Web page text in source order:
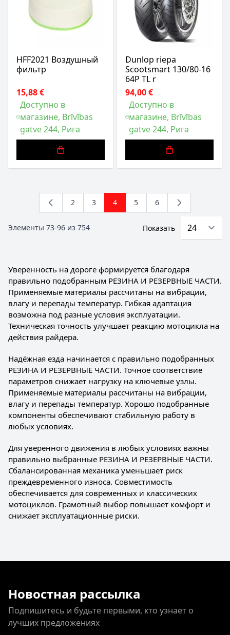
HFF2021 Воздушный
фильтр
15,88 €
Доступно в
магазине, Brīvības
gatve 244, Рига
Dunlop riepa
Scootsmart 130/80-16
64P TL r
94,00 €
Доступно в
магазине, Brīvības
gatve 244, Рига
Элементы 73-96 из 754
Страница
2 Страница
3 You're currently reading page
4 Страница
5 Страница
6
Показать
Уверенность на дороге формируется благодаря
правильно подобранным РЕЗИНА И РЕЗЕРВНЫЕ ЧАСТИ.
Применяемые материалы рассчитаны на вибрации,
влагу и перепады температур. Гибкая адаптация
возможна под разные условия эксплуатации.
Техническая точность улучшает реакцию мотоцикла на
действия райдера.
Надёжная езда начинается с правильно подобранных
РЕЗИНА И РЕЗЕРВНЫЕ ЧАСТИ. Точное соответствие
параметров снижает нагрузку на ключевые узлы.
Применяемые материалы рассчитаны на вибрации,
влагу и перепады температур. Хорошо подобранные
компоненты обеспечивают стабильную работу в
любых условиях.
Для уверенного движения в любых условиях важны
правильно выбранные РЕЗИНА И РЕЗЕРВНЫЕ ЧАСТИ.
Сбалансированная механика уменьшает риск
преждевременного износа. Совместимость
обеспечивается для современных и классических
мотоциклов. Грамотный выбор повышает комфорт и
снижает эксплуатационные риски.
Новостная рассылка
Подпишитесь и будьте первыми, кто узнает о
лучших предложениях